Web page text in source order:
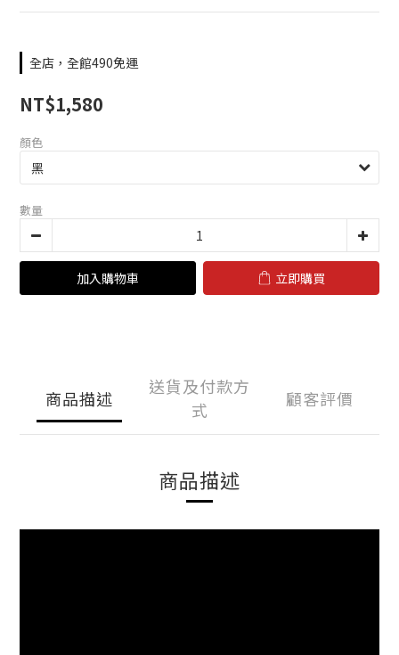
全店，全館490免運
NT$1,580
顏色
數量
加入購物車 立即購買
商品描述
送貨及付款方
式
顧客評價
商品描述